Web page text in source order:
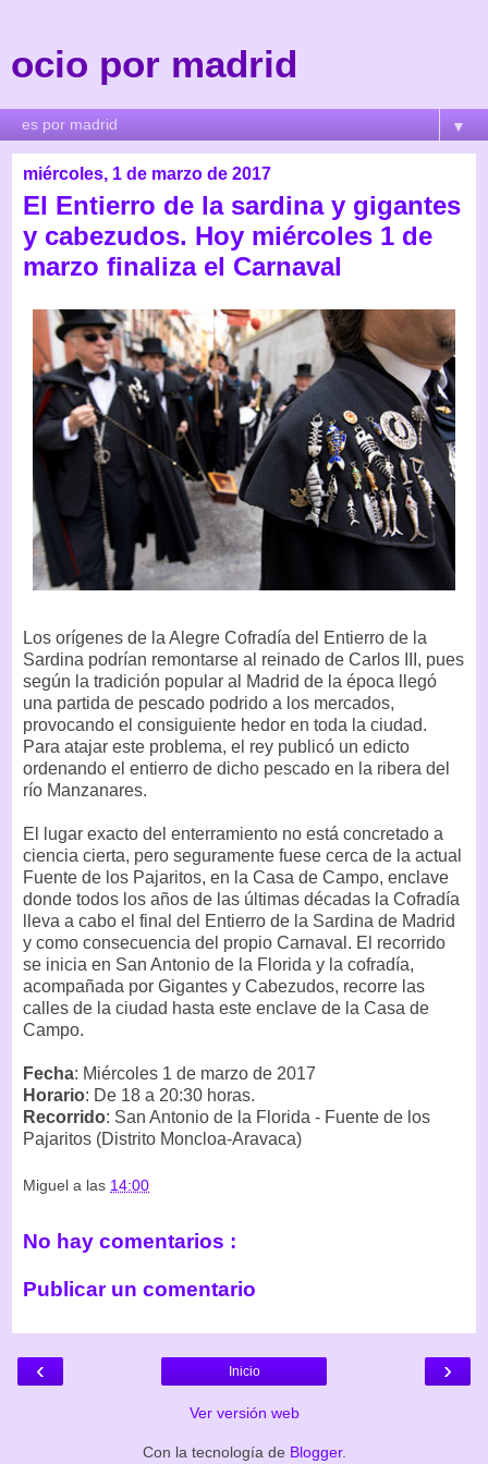
ocio por madrid
▼
miércoles, 1 de marzo de 2017
El Entierro de la sardina y gigantes
y cabezudos. Hoy miércoles 1 de
marzo finaliza el Carnaval
Los orígenes de la Alegre Cofradía del Entierro de la
Sardina podrían remontarse al reinado de Carlos III, pues
según la tradición popular al Madrid de la época llegó
una partida de pescado podrido a los mercados,
provocando el consiguiente hedor en toda la ciudad.
Para atajar este problema, el rey publicó un edicto
ordenando el entierro de dicho pescado en la ribera del
río Manzanares.
El lugar exacto del enterramiento no está concretado a
ciencia cierta, pero seguramente fuese cerca de la actual
Fuente de los Pajaritos, en la Casa de Campo, enclave
donde todos los años de las últimas décadas la Cofradía
lleva a cabo el final del Entierro de la Sardina de Madrid
y como consecuencia del propio Carnaval. El recorrido
se inicia en San Antonio de la Florida y la cofradía,
acompañada por Gigantes y Cabezudos, recorre las
calles de la ciudad hasta este enclave de la Casa de
Campo.
Fecha: Miércoles 1 de marzo de 2017
Horario: De 18 a 20:30 horas.
Recorrido: San Antonio de la Florida - Fuente de los
Pajaritos (Distrito Moncloa-Aravaca)
Miguel a las 14:00
No hay comentarios :
Publicar un comentario
‹ ›
Inicio
Ver versión web
Con la tecnología de Blogger.